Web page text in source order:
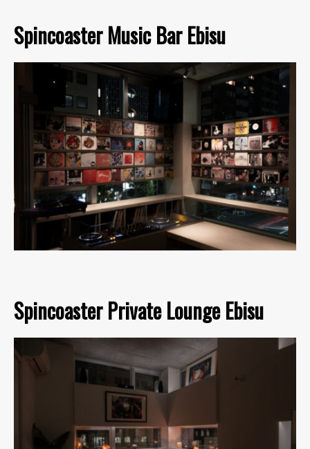
Spincoaster Music Bar Ebisu
Spincoaster Private Lounge Ebisu